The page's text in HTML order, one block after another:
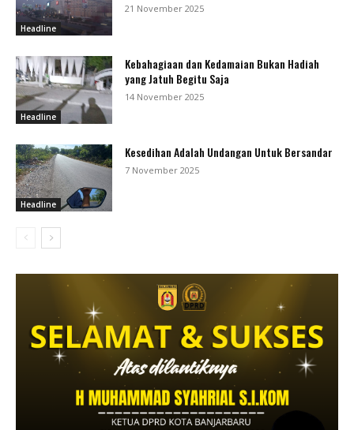
Headline
21 November 2025
Headline
Kebahagiaan dan Kedamaian Bukan Hadiah
yang Jatuh Begitu Saja
14 November 2025
Headline
Kesedihan Adalah Undangan Untuk Bersandar
7 November 2025